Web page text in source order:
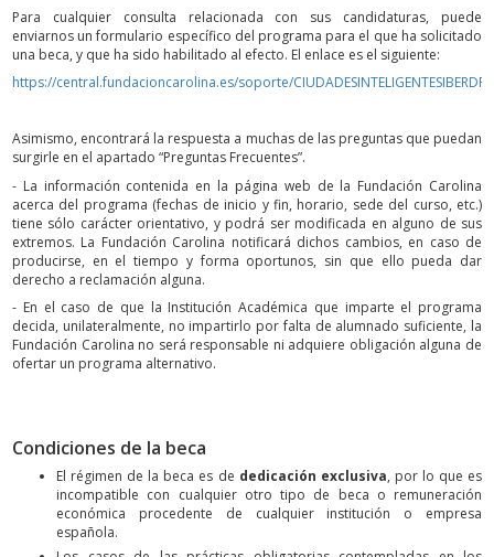
Para cualquier consulta relacionada con sus candidaturas, puede
enviarnos un formulario específico del programa para el que ha solicitado
una beca, y que ha sido habilitado al efecto. El enlace es el siguiente:
https://central.fundacioncarolina.es/soporte/
Asimismo, encontrará la respuesta a muchas de las preguntas que puedan
surgirle en el apartado “Preguntas Frecuentes”.
- La información contenida en la página web de la Fundación Carolina
acerca del programa (fechas de inicio y fin, horario, sede del curso, etc.)
tiene sólo carácter orientativo, y podrá ser modificada en alguno de sus
extremos. La Fundación Carolina notificará dichos cambios, en caso de
producirse, en el tiempo y forma oportunos, sin que ello pueda dar
derecho a reclamación alguna.
- En el caso de que la Institución Académica que imparte el programa
decida, unilateralmente, no impartirlo por falta de alumnado suficiente, la
Fundación Carolina no será responsable ni adquiere obligación alguna de
ofertar un programa alternativo.
Condiciones de la beca
El régimen de la beca es de dedicación exclusiva, por lo que es
incompatible con cualquier otro tipo de beca o remuneración
económica procedente de cualquier institución o empresa
española.